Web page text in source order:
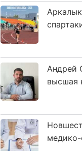
Андрей
высшая